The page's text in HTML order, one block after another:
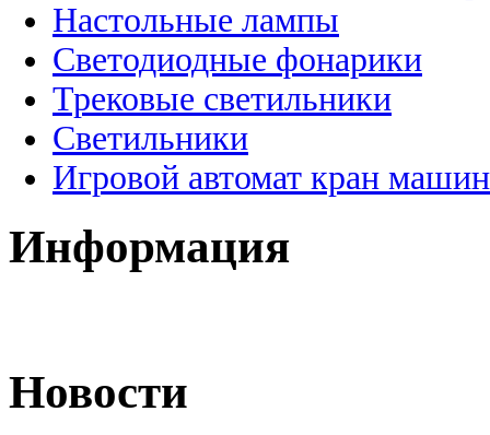
Настольные лампы
Светодиодные фонарики
Трековые светильники
Светильники
Игровой автомат кран
Информация
Новости